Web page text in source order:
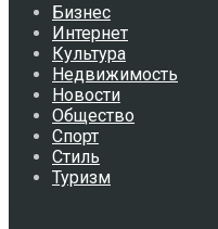
Бизнес
Интернет
Культура
Недвижимость
Новости
Общество
Спорт
Стиль
Туризм